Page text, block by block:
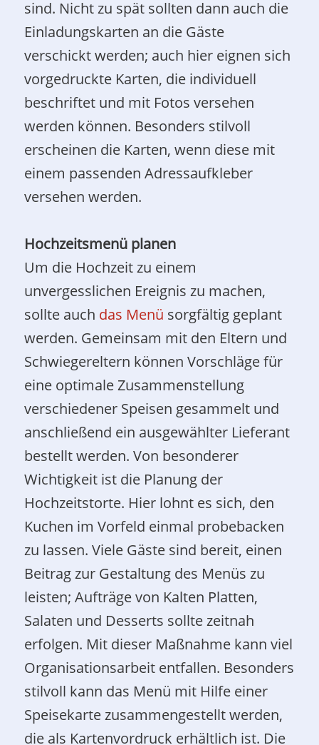
sind. Nicht zu spät sollten dann auch die
Einladungskarten an die Gäste
verschickt werden; auch hier eignen sich
vorgedruckte Karten, die individuell
beschriftet und mit Fotos versehen
werden können. Besonders stilvoll
erscheinen die Karten, wenn diese mit
einem passenden Adressaufkleber
versehen werden.
Hochzeitsmenü planen
Um die Hochzeit zu einem
unvergesslichen Ereignis zu machen,
sollte auch das Menü sorgfältig geplant
werden. Gemeinsam mit den Eltern und
Schwiegereltern können Vorschläge für
eine optimale Zusammenstellung
verschiedener Speisen gesammelt und
anschließend ein ausgewählter Lieferant
bestellt werden. Von besonderer
Wichtigkeit ist die Planung der
Hochzeitstorte. Hier lohnt es sich, den
Kuchen im Vorfeld einmal probebacken
zu lassen. Viele Gäste sind bereit, einen
Beitrag zur Gestaltung des Menüs zu
leisten; Aufträge von Kalten Platten,
Salaten und Desserts sollte zeitnah
erfolgen. Mit dieser Maßnahme kann viel
Organisationsarbeit entfallen. Besonders
stilvoll kann das Menü mit Hilfe einer
Speisekarte zusammengestellt werden,
die als Kartenvordruck erhältlich ist. Die